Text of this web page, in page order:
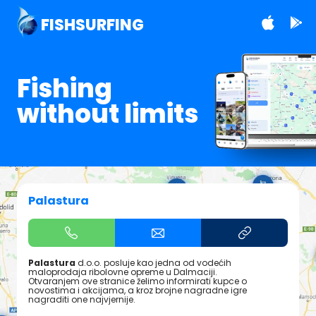
FISHSURFING
Fishing
without limits
Palastura
Palastura d.o.o. posluje kao jedna od vodećih
maloprodaja ribolovne opreme u Dalmaciji.
Otvaranjem ove stranice želimo informirati kupce o
novostima i akcijama, a kroz brojne nagradne igre
nagraditi one najvjernije.